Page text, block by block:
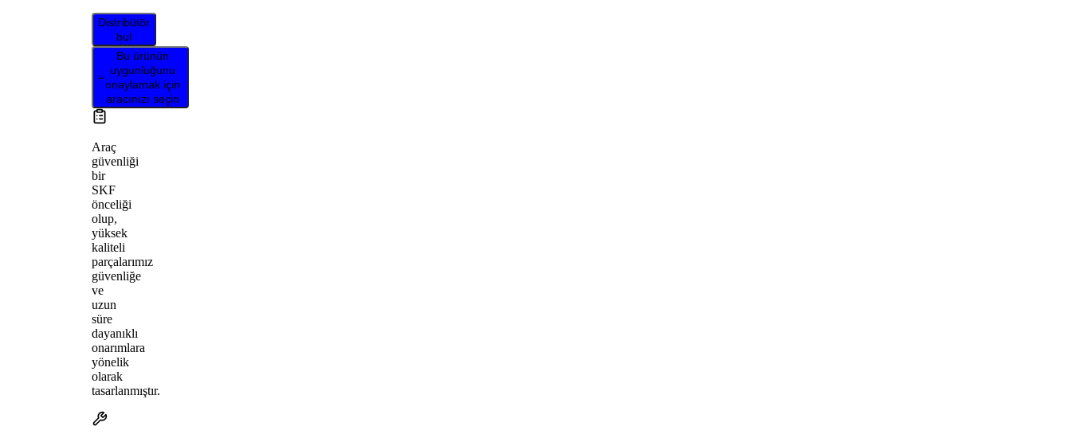
Distribütör
bul
Bu ürünün
uygunluğunu
onaylamak için
aracınızı seçin
Araç
güvenliği
bir
SKF
önceliği
olup,
yüksek
kaliteli
parçalarımız
güvenliğe
ve
uzun
süre
dayanıklı
onarımlara
yönelik
olarak
tasarlanmıştır.